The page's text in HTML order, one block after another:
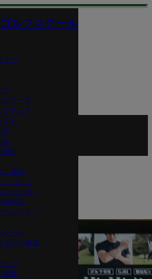
ミー
ブ
フコース
フフェア
フト
他
ル
ご案内
ンゴルフ
フセンター
練習場
カデミー
クール
タッフ募集
ィー
募集
ブログ
二弾